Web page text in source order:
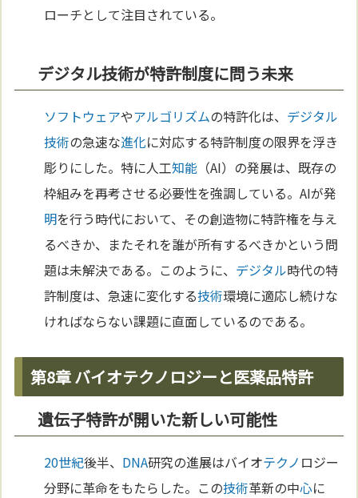
ローチとして注目されている。
デジタル技術が特許制度に問う未来
ソフトウェアやアルゴリズムの特許化は、 デジタル
技術の急速な進化に対応する特許制度の限界を浮き
彫りにした。特に人工知能 （AI）の発展は、既存の
枠組みを再考させる必要性を強調している。AIが発
明を行う時代において、その創造物に特許権を与え
るべきか、またそれを誰が所有するべきかという問
題は未解決である。このように、 デジタル時代の特
許制度は、急速に変化する技術環境に適応し続けな
ければならない課題に直面しているのである。
第8章 バイオテクノロジーと医薬品特許
遺伝子特許が開いた新しい可能性
20世紀後半、 DNA研究の進展はバイオテクノ ロジー
分野に革命をもたらした。この技術革新の中心に